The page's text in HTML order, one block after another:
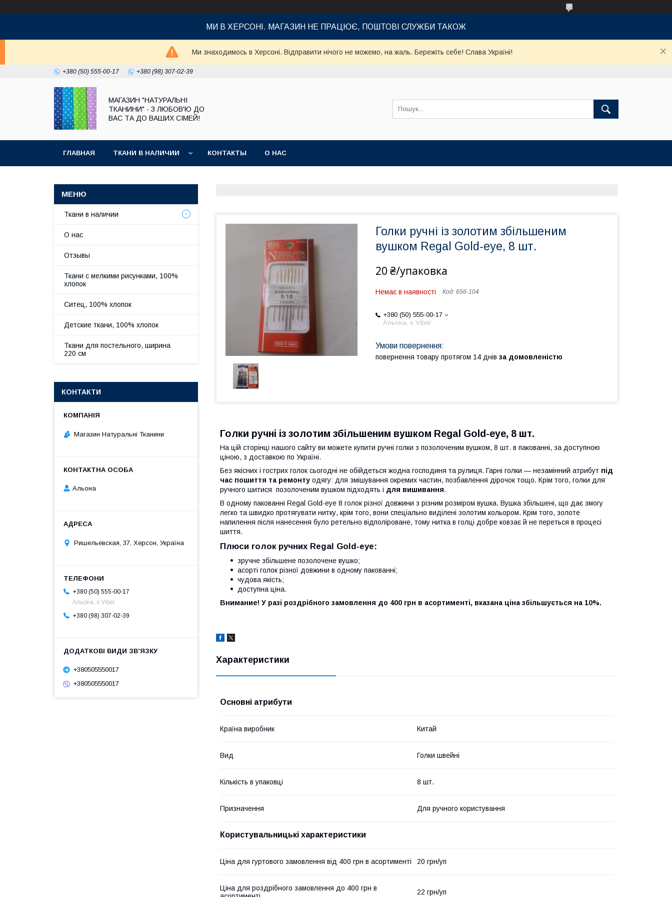
МИ В ХЕРСОНІ. МАГАЗИН НЕ ПРАЦЮЄ, ПОШТОВІ СЛУЖБИ ТАКОЖ
Ми знаходимось в Херсоні. Відправити нічого не можемо, на жаль. Бережіть себе! Слава Україні!
+380 (50) 555-00-17 +380 (98) 307-02-39
МАГАЗИН "НАТУРАЛЬНІ
ТКАНИНИ" - З ЛЮБОВ'Ю ДО
ВАС ТА ДО ВАШИХ СІМЕЙ!
ГЛАВНАЯ ТКАНИ В НАЛИЧИИ КОНТАКТЫ О НАС
Голки ручні із золотим збільшеним
вушком Regal Gold-eye, 8 шт.
20 ₴/упаковка
Немає в наявності Код: 656-104
+380 (50) 555-00-17
Альона, є Viber
повернення товару протягом 14 днів за домовленістю
Голки ручні із золотим збільшеним вушком Regal Gold-eye, 8 шт.
На цій сторінці нашого сайту ви можете купити ручні голки з позолоченим вушком, 8 шт. в пакованні, за доступною
ціною, з доставкою по Україні.
Без якісних і гострих голок сьогодні не обійдеться жодна господиня та рулиця. Гарні голки — незамінний атрибут під
час пошиття та ремонту одягу: для змішування окремих частин, позбавлення дірочок тощо. Крім того, голки для
ручного шитися позолоченим вушком підходять і для вишивання.
В одному пакованні Regal Gold-eye 8 голок різної довжини з різним розміром вушка. Вушка збільшені, що дає змогу
легко та швидко протягувати нитку, крім того, вони спеціально виділені золотим кольором. Крім того, золоте
напилення після нанесення було ретельно відполіроване, тому нитка в голці добре ковзає й не переться в процесі
шиття.
Плюси голок ручних Regal Gold-eye:
зручне збільшене позолочене вушко;
асорті голок різної довжини в одному пакованні;
чудова якість;
доступна ціна.
Внимание! У разі роздрібного замовлення до 400 грн в асортименті, вказана ціна збільшується на 10%.
Характеристики
Основні атрибути
Країна виробник Китай
Вид Голки швейні
Кількість в упаковці 8 шт.
Призначення Для ручного користування
Користувальницькі характеристики
Ціна для гуртового замовлення від 400 грн в асортименті 20 грн/уп
Ціна для роздрібного замовлення до 400 грн в
22 грн/уп
Ткани в наличии
О нас
Отзывы
Ткани с мелкими рисунками, 100%
хлопок
Ситец, 100% хлопок
Детские ткани, 100% хлопок
Ткани для постельного, ширина
220 см
КОНТАКТИ
Магазин Натуральні Тканини
Альона
Ришельевская, 37, Херсон, Україна
+380 (50) 555-00-17
Альона, є Viber
+380 (98) 307-02-39
+380505550017
+380505550017